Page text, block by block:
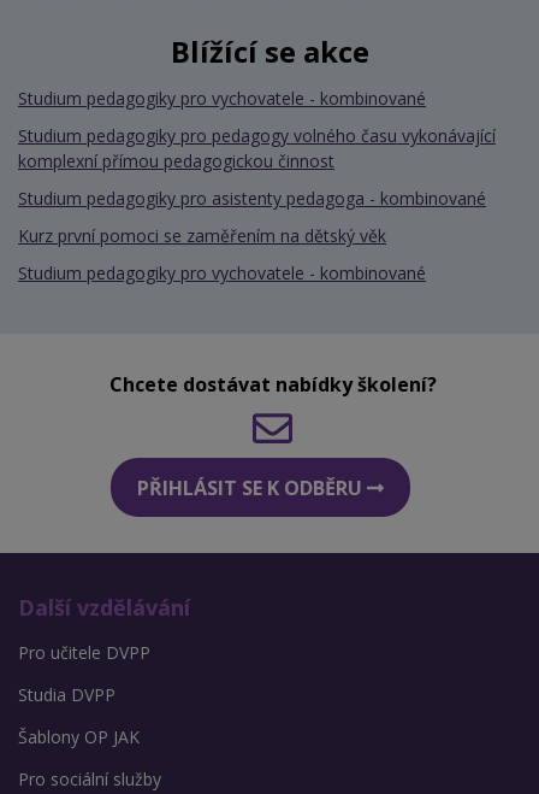
Blížící se akce
Studium pedagogiky pro vychovatele - kombinované
Studium pedagogiky pro pedagogy volného času vykonávající
komplexní přímou pedagogickou činnost
Studium pedagogiky pro asistenty pedagoga - kombinované
Kurz první pomoci se zaměřením na dětský věk
Studium pedagogiky pro vychovatele - kombinované
Chcete dostávat nabídky školení?
PŘIHLÁSIT SE K ODBĚRU
Další vzdělávání
Pro učitele DVPP
Studia DVPP
Šablony OP JAK
Pro sociální služby